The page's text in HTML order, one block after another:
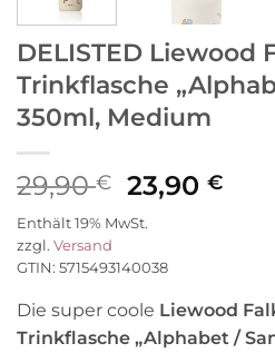
DELISTED Liewood
Trinkflasche
350ml, Medium
29,90€
Preis
war:
29,90 €
23,90€
Enthält 19% MwSt.
zzgl. Versand
GTIN: 5715493140038
Die super coole Liewood
Trinkflasche „Alphabet /